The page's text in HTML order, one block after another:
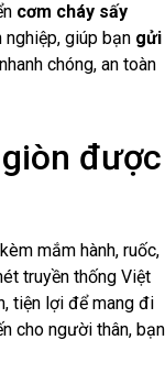
cơm cháy sấy
giúp bạn gửi
chóng, an toàn
được
mắm hành, ruốc,
truyền thống Việt
tiện lợi để mang đi
cho người thân, bạn